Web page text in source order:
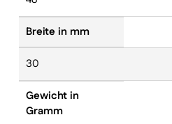
Breite in mm
30
Gewicht in
Gramm